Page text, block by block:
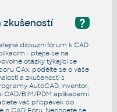
?
zkušeností
diskuzní fórum k CAD
- ptejte se na
otázky týkající se
CAx, podělte se o vaše
a zkušenosti s
AutoCAD, Inventor,
CAD/BIM/PDM aplikacemi.
váš příspěvek do
o CAD Fóru. Nechcete se